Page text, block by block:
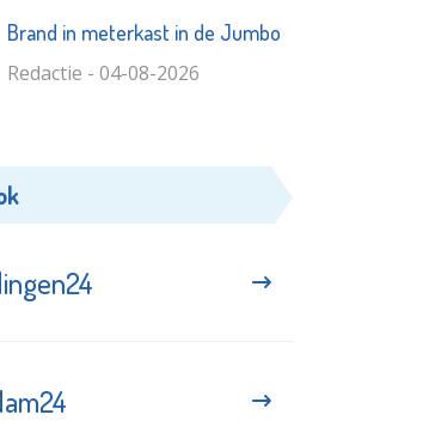
Brand in meterkast in de Jumbo
Redactie - 04-08-2026